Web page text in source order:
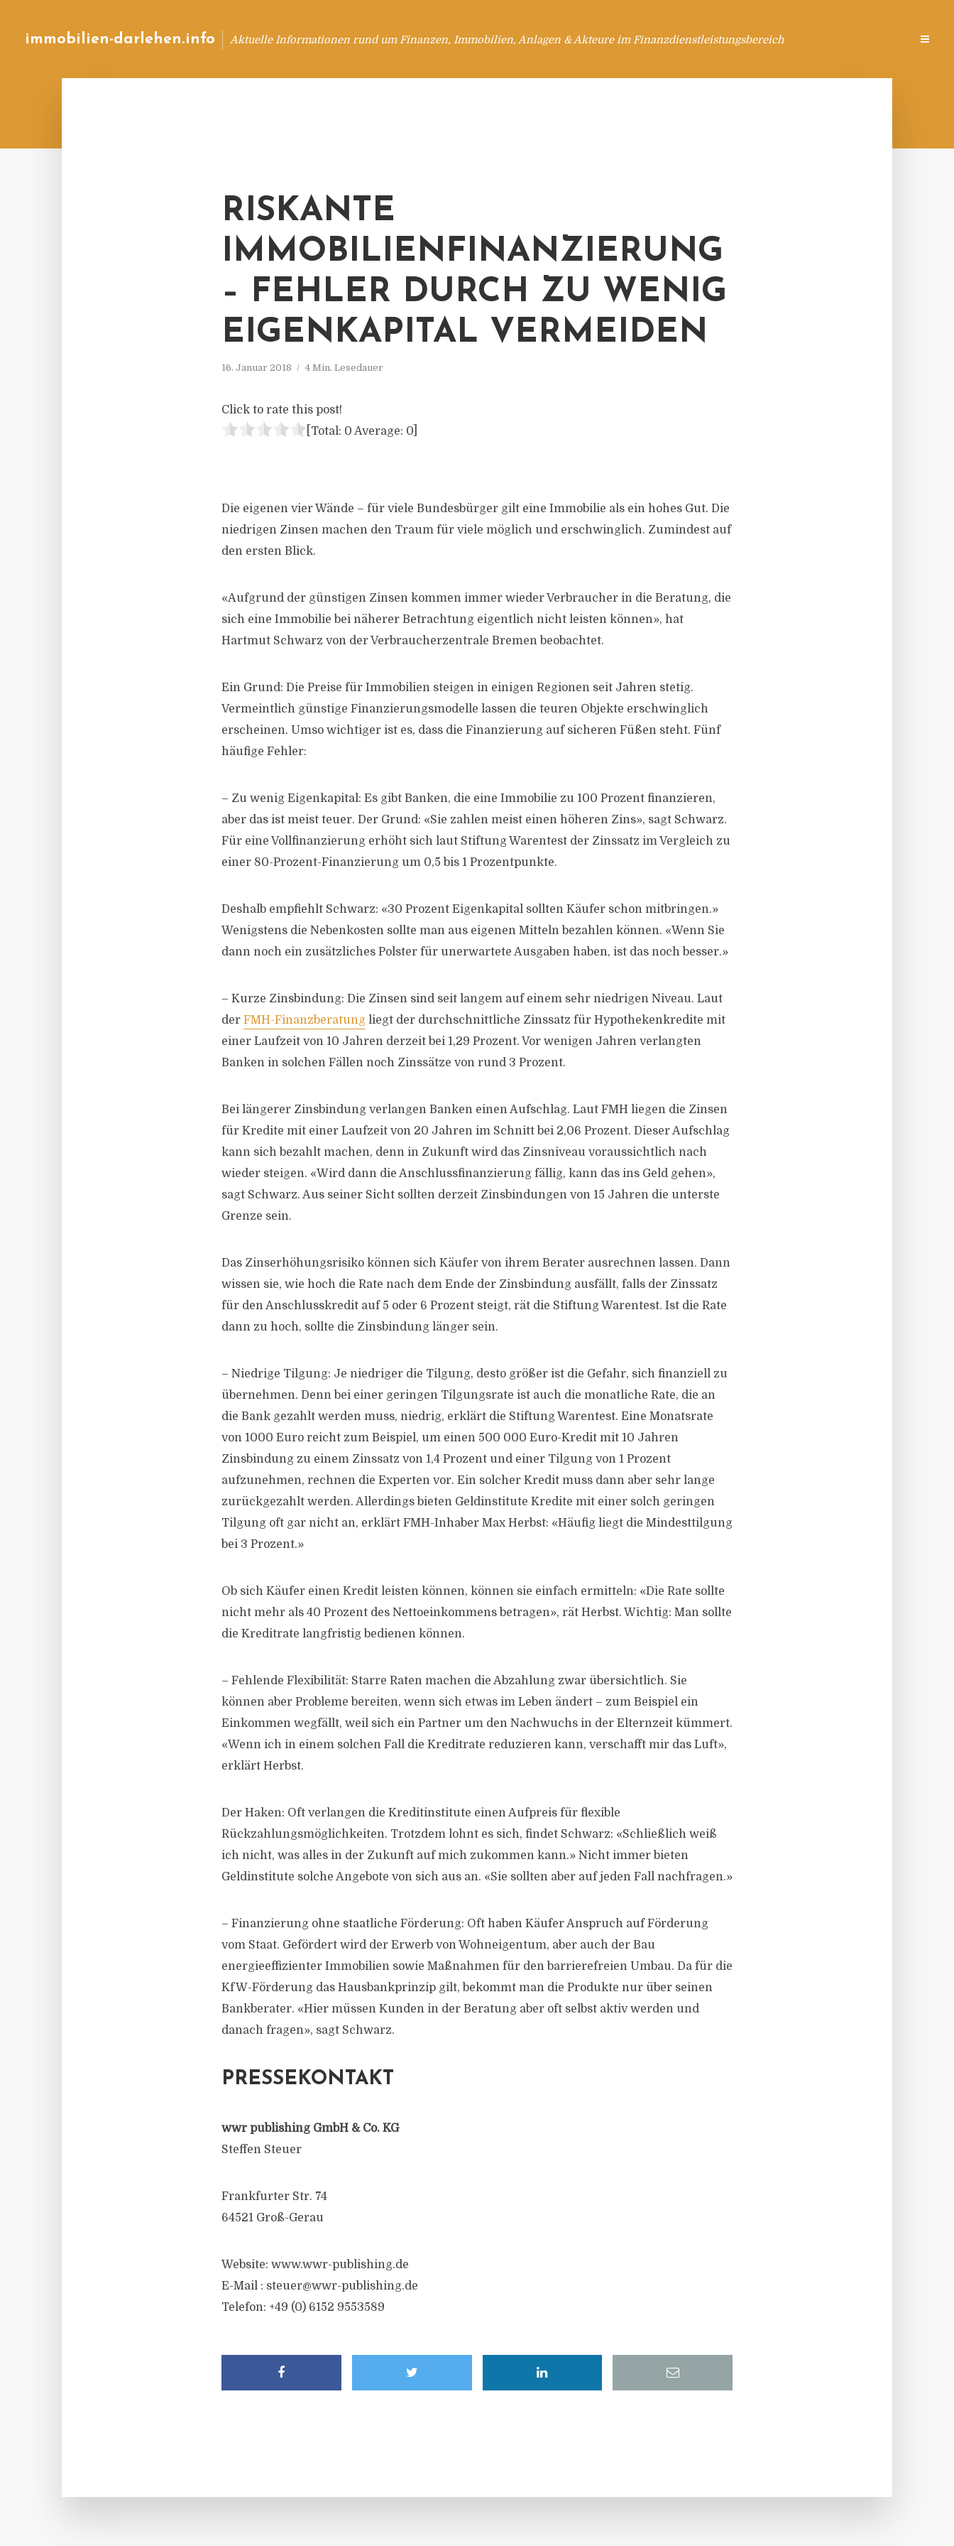
immobilien-darlehen.info Aktuelle Informationen rund um Finanzen, Immobilien, Anlagen & Akteure im Finanzdienstleistungsbereich
RISKANTE
IMMOBILIENFINANZIERUNG
– FEHLER DURCH ZU WENIG
EIGENKAPITAL VERMEIDEN
16. Januar 2018 4 Min. Lesedauer
Click to rate this post!
[Total: 0 Average: 0
Die eigenen vier Wände – für viele Bundesbürger gilt eine Immobilie als ein hohes Gut. Die
niedrigen Zinsen machen den Traum für viele möglich und erschwinglich. Zumindest auf
den ersten Blick.
«Aufgrund der günstigen Zinsen kommen immer wieder Verbraucher in die Beratung, die
sich eine Immobilie bei näherer Betrachtung eigentlich nicht leisten können», hat
Hartmut Schwarz von der Verbraucherzentrale Bremen beobachtet.
Ein Grund: Die Preise für Immobilien steigen in einigen Regionen seit Jahren stetig.
Vermeintlich günstige Finanzierungsmodelle lassen die teuren Objekte erschwinglich
erscheinen. Umso wichtiger ist es, dass die Finanzierung auf sicheren Füßen steht. Fünf
häufige Fehler:
– Zu wenig Eigenkapital: Es gibt Banken, die eine Immobilie zu 100 Prozent finanzieren,
aber das ist meist teuer. Der Grund: «Sie zahlen meist einen höheren Zins», sagt Schwarz.
Für eine Vollfinanzierung erhöht sich laut Stiftung Warentest der Zinssatz im Vergleich zu
einer 80-Prozent-Finanzierung um 0,5 bis 1 Prozentpunkte.
Deshalb empfiehlt Schwarz: «30 Prozent Eigenkapital sollten Käufer schon mitbringen.»
Wenigstens die Nebenkosten sollte man aus eigenen Mitteln bezahlen können. «Wenn Sie
dann noch ein zusätzliches Polster für unerwartete Ausgaben haben, ist das noch besser.»
– Kurze Zinsbindung: Die Zinsen sind seit langem auf einem sehr niedrigen Niveau. Laut
der FMH-Finanzberatung liegt der durchschnittliche Zinssatz für Hypothekenkredite mit
einer Laufzeit von 10 Jahren derzeit bei 1,29 Prozent. Vor wenigen Jahren verlangten
Banken in solchen Fällen noch Zinssätze von rund 3 Prozent.
Bei längerer Zinsbindung verlangen Banken einen Aufschlag. Laut FMH liegen die Zinsen
für Kredite mit einer Laufzeit von 20 Jahren im Schnitt bei 2,06 Prozent. Dieser Aufschlag
kann sich bezahlt machen, denn in Zukunft wird das Zinsniveau voraussichtlich nach
wieder steigen. «Wird dann die Anschlussfinanzierung fällig, kann das ins Geld gehen»,
sagt Schwarz. Aus seiner Sicht sollten derzeit Zinsbindungen von 15 Jahren die unterste
Grenze sein.
Das Zinserhöhungsrisiko können sich Käufer von ihrem Berater ausrechnen lassen. Dann
wissen sie, wie hoch die Rate nach dem Ende der Zinsbindung ausfällt, falls der Zinssatz
für den Anschlusskredit auf 5 oder 6 Prozent steigt, rät die Stiftung Warentest. Ist die Rate
dann zu hoch, sollte die Zinsbindung länger sein.
– Niedrige Tilgung: Je niedriger die Tilgung, desto größer ist die Gefahr, sich finanziell zu
übernehmen. Denn bei einer geringen Tilgungsrate ist auch die monatliche Rate, die an
die Bank gezahlt werden muss, niedrig, erklärt die Stiftung Warentest. Eine Monatsrate
von 1000 Euro reicht zum Beispiel, um einen 500 000 Euro-Kredit mit 10 Jahren
Zinsbindung zu einem Zinssatz von 1,4 Prozent und einer Tilgung von 1 Prozent
aufzunehmen, rechnen die Experten vor. Ein solcher Kredit muss dann aber sehr lange
zurückgezahlt werden. Allerdings bieten Geldinstitute Kredite mit einer solch geringen
Tilgung oft gar nicht an, erklärt FMH-Inhaber Max Herbst: «Häufig liegt die Mindesttilgung
bei 3 Prozent.»
Ob sich Käufer einen Kredit leisten können, können sie einfach ermitteln: «Die Rate sollte
nicht mehr als 40 Prozent des Nettoeinkommens betragen», rät Herbst. Wichtig: Man sollte
die Kreditrate langfristig bedienen können.
– Fehlende Flexibilität: Starre Raten machen die Abzahlung zwar übersichtlich. Sie
können aber Probleme bereiten, wenn sich etwas im Leben ändert – zum Beispiel ein
Einkommen wegfällt, weil sich ein Partner um den Nachwuchs in der Elternzeit kümmert.
«Wenn ich in einem solchen Fall die Kreditrate reduzieren kann, verschafft mir das Luft»,
erklärt Herbst.
Der Haken: Oft verlangen die Kreditinstitute einen Aufpreis für flexible
Rückzahlungsmöglichkeiten. Trotzdem lohnt es sich, findet Schwarz: «Schließlich weiß
ich nicht, was alles in der Zukunft auf mich zukommen kann.» Nicht immer bieten
Geldinstitute solche Angebote von sich aus an. «Sie sollten aber auf jeden Fall nachfragen.»
– Finanzierung ohne staatliche Förderung: Oft haben Käufer Anspruch auf Förderung
vom Staat. Gefördert wird der Erwerb von Wohneigentum, aber auch der Bau
energieeffizienter Immobilien sowie Maßnahmen für den barrierefreien Umbau. Da für die
KfW-Förderung das Hausbankprinzip gilt, bekommt man die Produkte nur über seinen
Bankberater. «Hier müssen Kunden in der Beratung aber oft selbst aktiv werden und
danach fragen», sagt Schwarz.
PRESSEKONTAKT
wwr publishing GmbH & Co. KG
Steffen Steuer
Frankfurter Str. 74
64521 Groß-Gerau
Website: www.wwr-publishing.de
E-Mail : steuer@wwr-publishing.de
Telefon: +49 (0) 6152 9553589